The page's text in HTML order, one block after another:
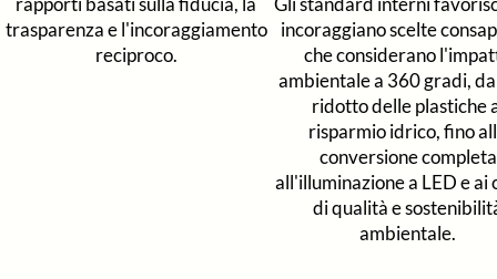
trasparenza e l'incoraggiamento
reciproco.
incoraggiano scelte
che considerano
ambientale a 360 gradi,
ridotto delle plastiche
risparmio idrico, fino
conversione completa
all'illuminazione a LEDe ai
di qualità e
ambientale.